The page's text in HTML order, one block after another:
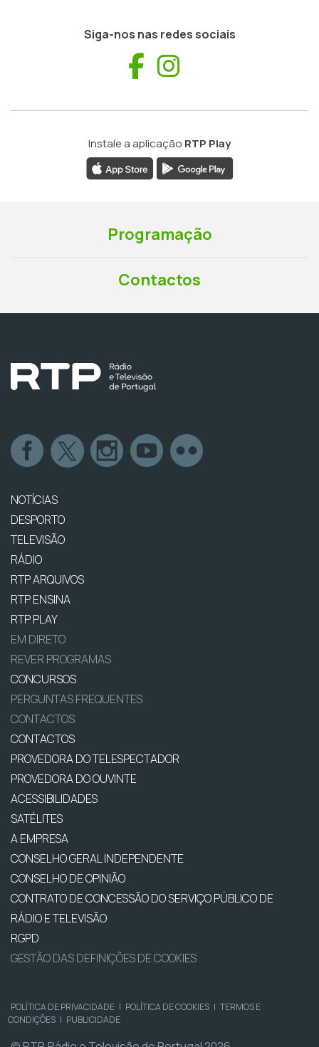
Siga-nos nas redes sociais
Facebook
Instale a aplicação RTP Play
Programação
Contactos
NOTÍCIAS
DESPORTO
TELEVISÃO
RÁDIO
RTP ARQUIVOS
RTP ENSINA
RTP PLAY
EM DIRETO
REVER PROGRAMAS
CONCURSOS
PERGUNTAS FREQUENTES
CONTACTOS
CONTACTOS
PROVEDORA DO TELESPECTADOR
PROVEDORA DO OUVINTE
ACESSIBILIDADES
SATÉLITES
A EMPRESA
CONSELHO GERAL INDEPENDENTE
CONSELHO DE OPINIÃO
CONTRATO DE CONCESSÃO DO SERVIÇO PÚBLICO DE
RÁDIO E TELEVISÃO
RGPD
GESTÃO DAS DEFINIÇÕES DE COOKIES
POLÍTICA DE PRIVACIDADE | POLÍTICA DE COOKIES | TERMOS E
CONDIÇÕES | PUBLICIDADE